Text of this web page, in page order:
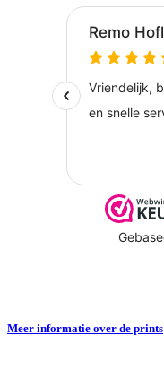
Meer informatie over de prints